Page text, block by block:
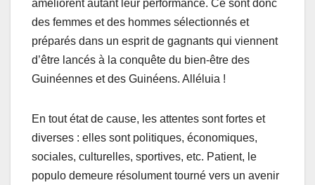
améliorent autant leur performance. Ce sont donc
des femmes et des hommes sélectionnés et
préparés dans un esprit de gagnants qui viennent
d’être lancés à la conquête du bien-être des
Guinéennes et des Guinéens. Alléluia !
En tout état de cause, les attentes sont fortes et
diverses : elles sont politiques, économiques,
sociales, culturelles, sportives, etc. Patient, le
populo demeure résolument tourné vers un avenir